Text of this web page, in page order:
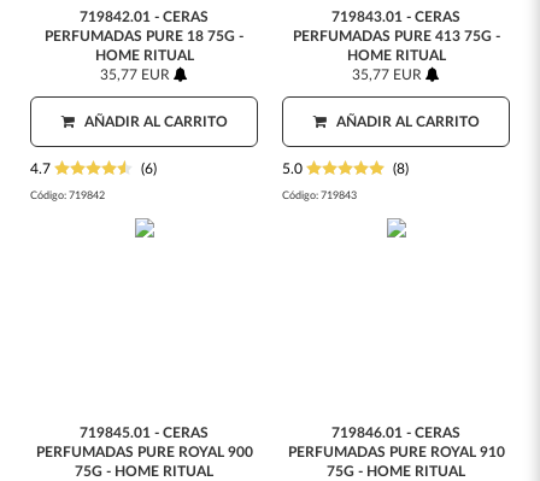
719842.01 - CERAS
PERFUMADAS PURE 18 75G -
HOME RITUAL
35,77 EUR
AÑADIR AL CARRITO
4.7 (6)
Código: 719842
719843.01 - CERAS
PERFUMADAS PURE 413 75G -
HOME RITUAL
35,77 EUR
AÑADIR AL CARRITO
5.0 (8)
Código: 719843
719845.01 - CERAS
PERFUMADAS PURE ROYAL 900
75G - HOME RITUAL
719846.01 - CERAS
PERFUMADAS PURE ROYAL 910
75G - HOME RITUAL